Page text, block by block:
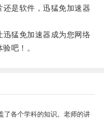
是软件，迅猛免加速器
猛免加速器成为您网络
吧！。
了各个学科的知识。老师的讲